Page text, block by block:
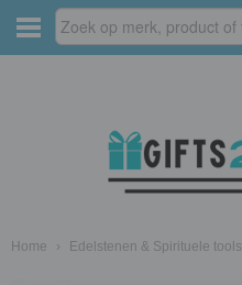
Home › Edelstenen & Spirituele tools